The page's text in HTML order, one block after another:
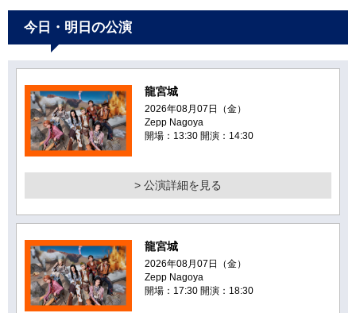
今日・明日の公演
龍宮城
2026年08月07日（金）
Zepp Nagoya
開場：13:30 開演：14:30
> 公演詳細を見る
龍宮城
2026年08月07日（金）
Zepp Nagoya
開場：17:30 開演：18:30